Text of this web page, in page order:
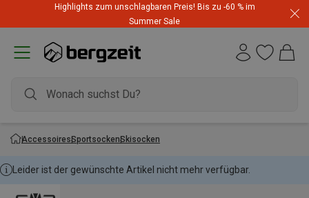
Highlights zum unschlagbaren Preis! Bis zu -60 % im
Summer Sale
AccessoiresSportsockenSkisocken
Leider ist der gewünschte Artikel nicht mehr verfügbar.